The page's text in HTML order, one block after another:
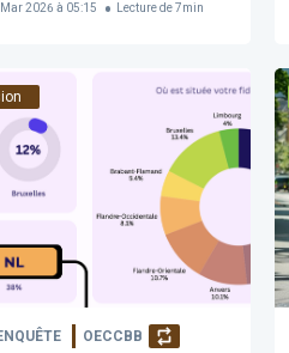
2026 à 05:15 Lecture de7min
OECCBB